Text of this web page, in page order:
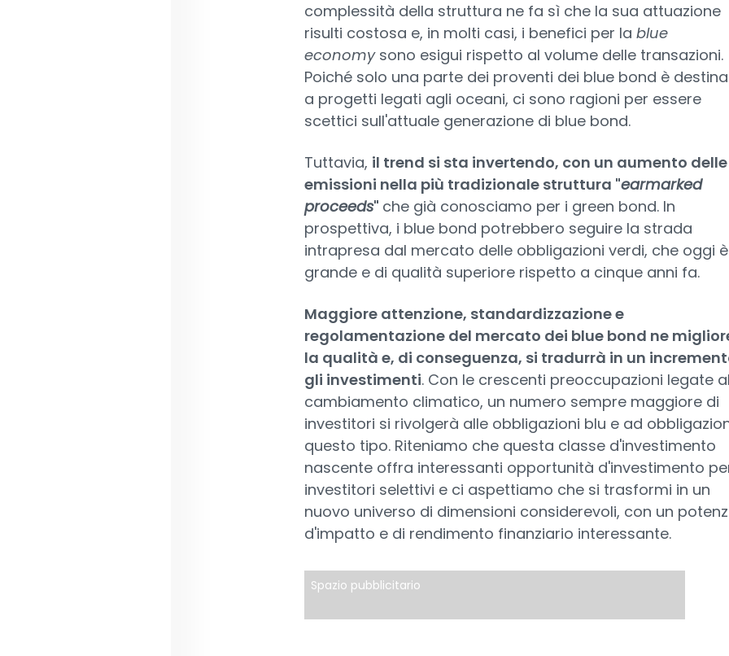
complessità della struttura ne fa sì che la sua attuazione
risulti costosa e, in molti casi, i benefici per la blue
economysono esigui rispetto al volume delle transazioni.
Poiché solo una parte dei proventi dei blue bond è
a progetti legati agli oceani, ci sono ragioni per essere
scettici sull'attuale generazione di blue bond.
Tuttavia, il trend si sta invertendo, con un aumento delle
emissioni nella più tradizionale struttura "earmarked
proceeds" che già conosciamo per i green bond. In
prospettiva, i blue bond potrebbero seguire la strada
intrapresa dal mercato delle obbligazioni verdi, che oggi
grande e di qualità superiore rispetto a cinque anni fa.
Maggiore attenzione, standardizzazione e
regolamentazione del mercato dei blue bond ne
la qualità e, di conseguenza, si tradurrà in un
gli investimenti. Con le crescenti preoccupazioni legate al
cambiamento climatico, un numero sempre maggiore di
investitori si rivolgerà alle obbligazioni blu e ad
questo tipo. Riteniamo che questa classe d'investimento
nascente offra interessanti opportunità d'investimento
investitori selettivi e ci aspettiamo che si trasformi in un
nuovo universo di dimensioni considerevoli, con un
d'impatto e di rendimento finanziario interessante.
Spazio pubblicitario